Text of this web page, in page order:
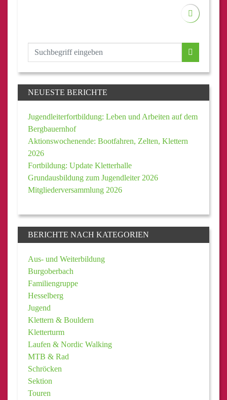
NEUESTE BERICHTE
Jugendleiterfortbildung: Leben und Arbeiten auf dem
Bergbauernhof
Aktionswochenende: Bootfahren, Zelten, Klettern
2026
Fortbildung: Update Kletterhalle
Grundausbildung zum Jugendleiter 2026
Mitgliederversammlung 2026
BERICHTE NACH KATEGORIEN
Aus- und Weiterbildung
Burgoberbach
Familiengruppe
Hesselberg
Jugend
Klettern & Bouldern
Kletterturm
Laufen & Nordic Walking
MTB & Rad
Schröcken
Sektion
Touren